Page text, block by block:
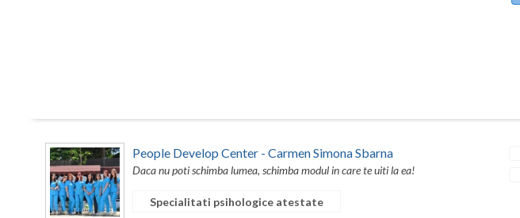
People Develop Center - Carmen Simona Sbarna
Daca nu poti schimba lumea, schimba modul in care te uiti la ea!
Specialitati psihologice atestate